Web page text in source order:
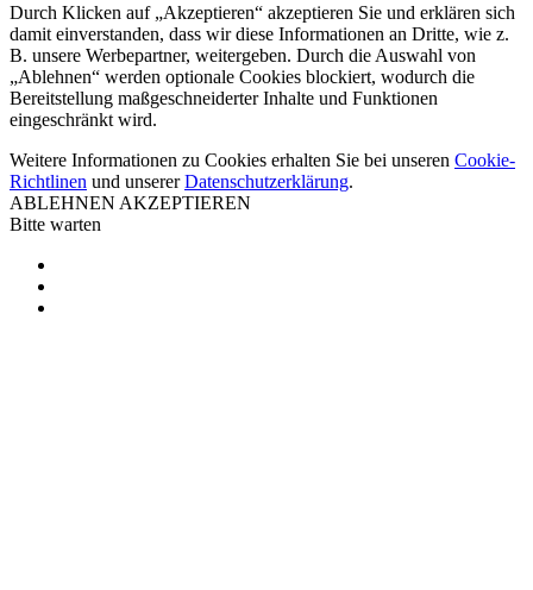
Durch Klicken auf „Akzeptieren“ akzeptieren Sie und erklären sich
damit einverstanden, dass wir diese Informationen an Dritte, wie z.
B. unsere Werbepartner, weitergeben. Durch die Auswahl von
„Ablehnen“ werden optionale Cookies blockiert, wodurch die
Bereitstellung maßgeschneiderter Inhalte und Funktionen
eingeschränkt wird.
Weitere Informationen zu Cookies erhalten Sie bei unseren Cookie-
Richtlinen und unsererDatenschutzerklärung.
ABLEHNEN AKZEPTIEREN
Bitte warten